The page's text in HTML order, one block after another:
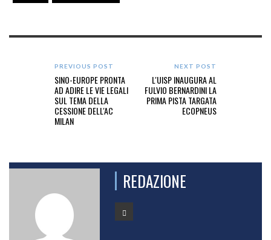
PREVIOUS POST
SINO-EUROPE PRONTA
AD ADIRE LE VIE LEGALI
SUL TEMA DELLA
CESSIONE DELL'AC
MILAN
NEXT POST
L'UISP INAUGURA AL
FULVIO BERNARDINI LA
PRIMA PISTA TARGATA
ECOPNEUS
REDAZIONE